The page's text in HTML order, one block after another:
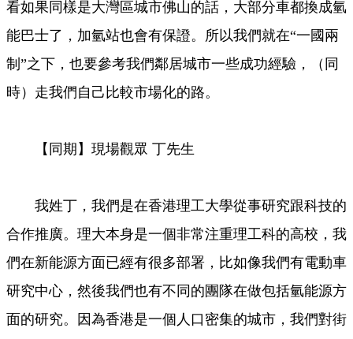
看如果同樣是大灣區城市佛山的話，大部分車都換成氫
能巴士了，加氫站也會有保證。所以我們就在“一國兩
制”之下，也要參考我們鄰居城市一些成功經驗，（同
時）走我們自己比較市場化的路。
【同期】現場觀眾 丁先生
我姓丁，我們是在香港理工大學從事研究跟科技的
合作推廣。理大本身是一個非常注重理工科的高校，我
們在新能源方面已經有很多部署，比如像我們有電動車
研究中心，然後我們也有不同的團隊在做包括氫能源方
面的研究。因為香港是一個人口密集的城市，我們對街